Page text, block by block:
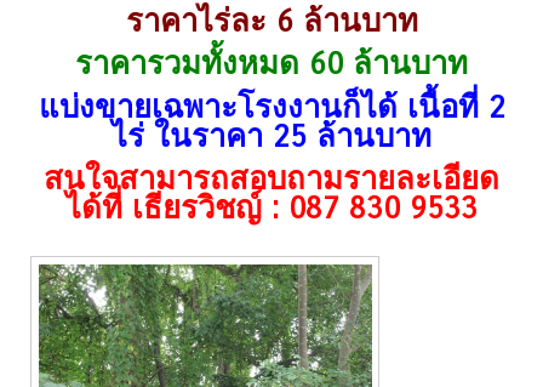
ราคาไร่ละ 6 ล้านบาท
ราคารวมทั้งหมด 60 ล้านบาท
แบ่งขายเฉพาะโรงงานก็ได้ เนื้อที่ 2
ไร่ ในราคา 25 ล้านบาท
สนใจสามารถสอบถามรายละเอียด
ได้ที่ เธียรวิชญ์ : 087 830 9533